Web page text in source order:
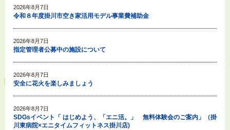
2026年8月7日
令和８年度掛川市空き家活用モデル事業費補助金
2026年8月7日
指定管理者公募中の施設について
2026年8月7日
安全に花火を楽しみましょう
2026年8月7日
SDGsイベント「 はじめよう、「エニ活。」 無料体験会のご案内」（掛
川東病院×エニタイムフィットネス掛川店)